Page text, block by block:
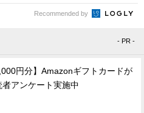
Recommended by
- PR -
円分】Amazonギフトカードが
者アンケート実施中